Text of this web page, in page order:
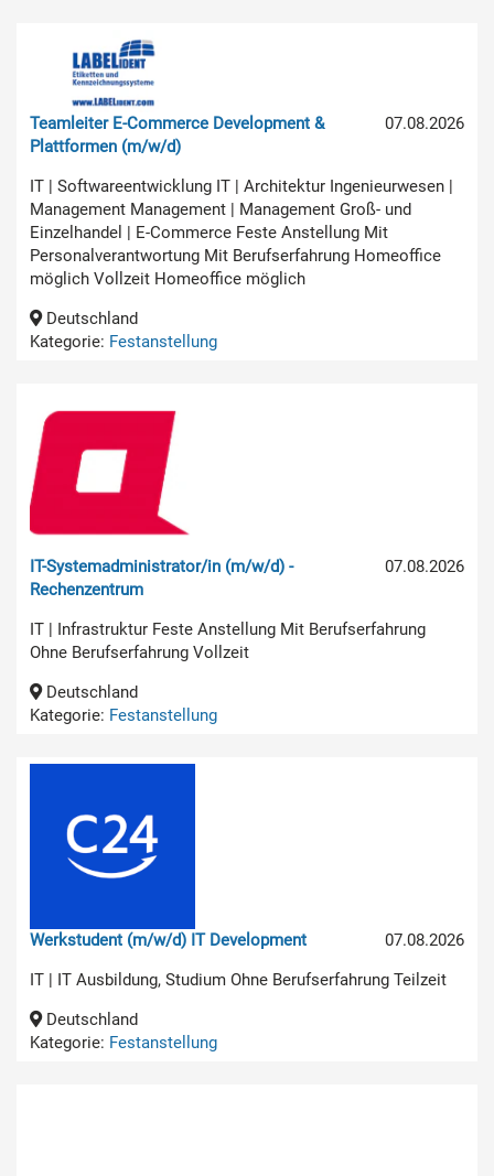
07.08.2026
Teamleiter E-Commerce Development &
Plattformen (m/w/d)
IT | Softwareentwicklung IT | Architektur Ingenieurwesen |
Management Management | Management Groß- und
Einzelhandel | E-Commerce Feste Anstellung Mit
Personalverantwortung Mit Berufserfahrung Homeoffice
möglich Vollzeit Homeoffice möglich
Deutschland
Kategorie: Festanstellung
07.08.2026
IT-Systemadministrator/in (m/w/d) -
Rechenzentrum
IT | Infrastruktur Feste Anstellung Mit Berufserfahrung
Ohne Berufserfahrung Vollzeit
Deutschland
Kategorie: Festanstellung
07.08.2026
Werkstudent (m/w/d) IT Development
IT | IT Ausbildung, Studium Ohne Berufserfahrung Teilzeit
Deutschland
Kategorie: Festanstellung